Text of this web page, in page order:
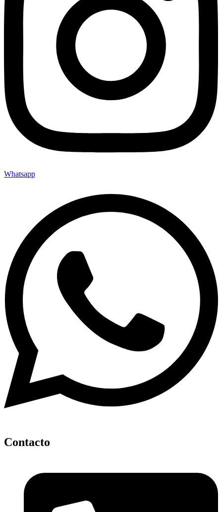
Whatsapp
Contacto